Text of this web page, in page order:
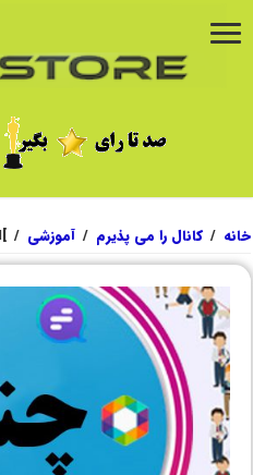
خانه / کانال را می پذیرم / آموزشی / ]I{•-»گارد سایبری دِرام هک«-•}I[